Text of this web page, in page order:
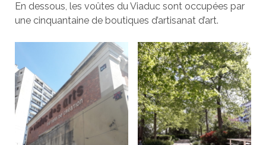
En dessous, les voûtes du Viaduc sont occupées par
une cinquantaine de boutiques d’artisanat d’art.